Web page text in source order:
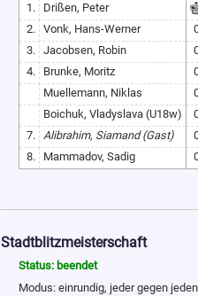
1.
Drißen, Peter
2. Vonk, Hans-Werner
3. Jacobsen, Robin
4.
Brunke, Moritz
Muellemann, Niklas
Boichuk, Vladyslava (U18w)
7. Alibrahim, Siamand (Gast)
8.
Mammadov, Sadig
Stadtblitzmeisterschaft
Status: beendet
Modus: einrundig, jeder gegen jeden